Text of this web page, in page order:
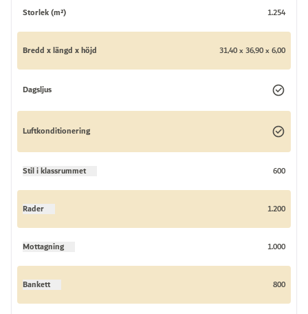
Storlek (m²) 1.254
Bredd x längd x höjd 31,40 x 36,90 x 6,00
Dagsljus
Luftkonditionering
Stil i klassrummet 600
Rader 1.200
Mottagning 1.000
Bankett 800